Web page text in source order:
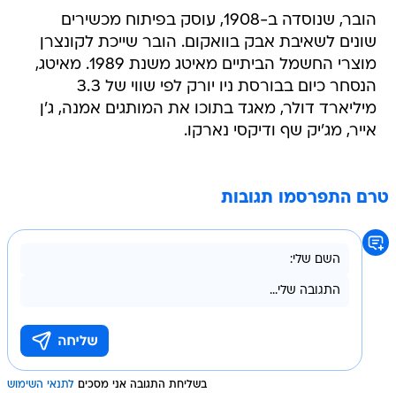
הובר, שנוסדה ב-1908, עוסק בפיתוח מכשירים
שונים לשאיבת אבק בוואקום. הובר שייכת לקונצרן
מוצרי החשמל הביתיים מאיטג משנת 1989. מאיטג,
הנסחר כיום בבורסת ניו יורק לפי שווי של 3.3
מיליארד דולר, מאגד בתוכו את המותגים אמנה, ג'ן
אייר, מג'יק שף ודיקסי נארקו.
טרם התפרסמו תגובות
בשליחת התגובה אני מסכים לתנאי השימוש